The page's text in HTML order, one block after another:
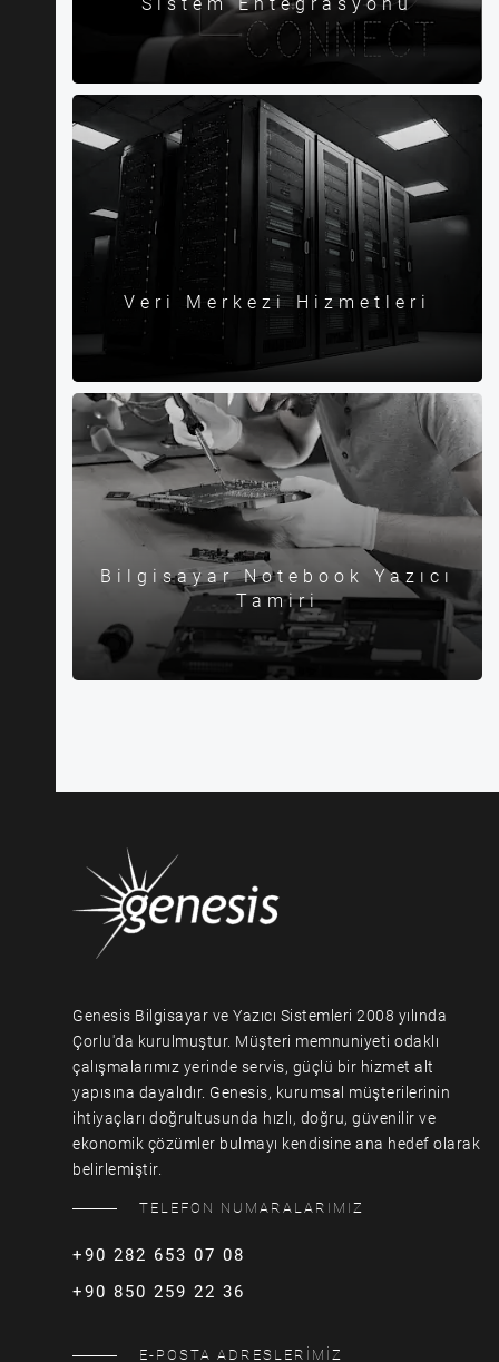
Veri Merkezi Hizmetleri
Bilgisayar Notebook Yazıcı
Tamiri
Genesis Bilgisayar ve Yazıcı Sistemleri 2008 yılında
Çorlu'da kurulmuştur. Müşteri memnuniyeti odaklı
çalışmalarımız yerinde servis, güçlü bir hizmet alt
yapısına dayalıdır. Genesis, kurumsal müşterilerinin
ihtiyaçları doğrultusunda hızlı, doğru, güvenilir ve
ekonomik çözümler bulmayı kendisine ana hedef olarak
belirlemiştir.
TELEFON NUMARALARIMIZ
+90 282 653 07 08
+90 850 259 22 36
E-POSTA ADRESLERİMİZ